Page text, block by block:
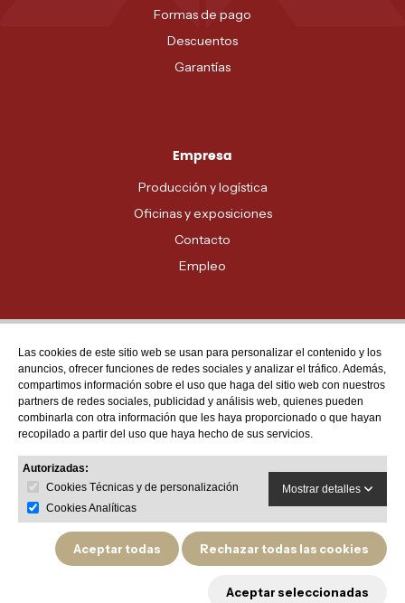
Formas de pago
Descuentos
Garantías
Empresa
Producción y logística
Oficinas y exposiciones
Contacto
Empleo
Atención al cliente
MADRID - 91 678 70 70
BARCELONA - 93 635 28 28
VALENCIA - 96 159 71 61
Las cookies de este sitio web se usan para personalizar el contenido y los
anuncios, ofrecer funciones de redes sociales y analizar el tráfico. Además,
compartimos información sobre el uso que haga del sitio web con nuestros
partners de redes sociales, publicidad y análisis web, quienes pueden
combinarla con otra información que les haya proporcionado o que hayan
recopilado a partir del uso que haya hecho de sus servicios.
Autorizadas:
Cookies Técnicas y de personalización
Cookies Analíticas
Mostrar detalles
Aceptar todas Rechazar todas las cookies
Aceptar seleccionadas